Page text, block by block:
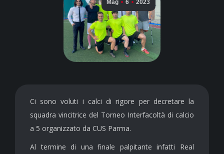
Mag 6 2023
Ci sono voluti i calci di rigore per decretare la
squadra vincitrice del Torneo Interfacoltà di calcio
a 5 organizzato da CUS Parma.
Al termine di una finale palpitante infatti Real